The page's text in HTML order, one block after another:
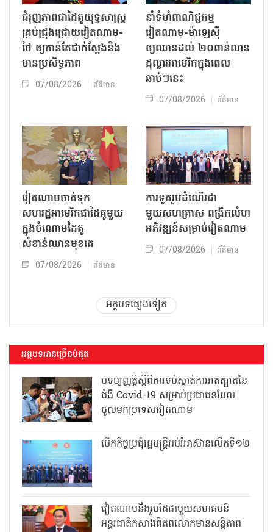
ជំរុញភាពជាដៃគូយុទ្ធសាស្ត្រ
គ្រប់ជ្រុងជ្រោយវៀតណាម-
ថៃ ឲ្យកាន់តែជាក់ស្ដែងនិង
មានប្រសិទ្ធភាព
07/08/2026 ព័ត៌មាន
នាំទំហំពាណិជ្ជកម្ម
វៀតណាម-ម៉ាឡេស៊ី
ឲ្យឈានដល់ ២០ពាន់លាន
ដុល្លារអាមេរិកក្នុងពេល
ឆាប់ៗនេះ
07/08/2026 ព័ត៌មាន
វៀតណាមចាត់ទុក
សហរដ្ឋអាមេរិកជាដៃគូមួយ
ក្នុងចំណោមដៃគូ
សំខាន់ឈានមុខគេ
07/08/2026 ព័ត៌មាន
ការទូតរួមដំណើរជា
មួយសហគ្រាស ពង្រីកលំហ
អភិវឌ្ឍន៍សម្រាប់វៀតណាម
07/08/2026 ព័ត៌មាន
អត្ថបទផ្សេងទៀត
អត្ថបទអានច្រើនបំផុត
បទប្បញ្ញត្តិស្តីពីការទប់ស្កាត់ការរាតត្បាតនៃ
ជំងឺ Covid-19 សម្រាប់ប្រជាជនដែល
ចូលមកប្រទេសវៀតណាម
បើកកិច្ចប្រជុំរដ្ឋមន្ត្រីអប់រំអាស៊ានលើកទី១២
វៀតណាមនឹងរួមដៃជាមួយសហគមន៍
អន្តរជាតិកសាងពិភពលោកមានសន្តិភាព